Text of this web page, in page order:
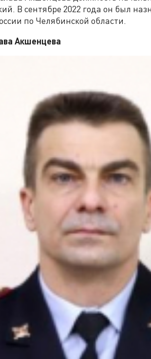
В сентябре 2022 года он был
по Челябинской области.
Акшенцева